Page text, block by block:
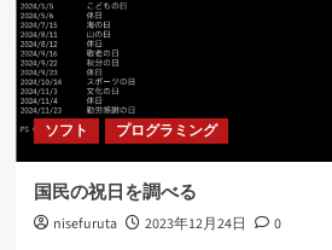
ソフト プログラミング
国民の祝日を調べる
nisefuruta 2023年12月24日 0